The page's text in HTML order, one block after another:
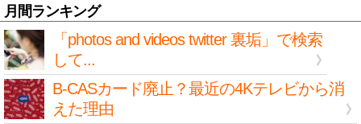
月間ランキング
「photos and videos twitter 裏垢」で検索
して...
B-CASカード廃止？最近の4Kテレビから消
えた理由